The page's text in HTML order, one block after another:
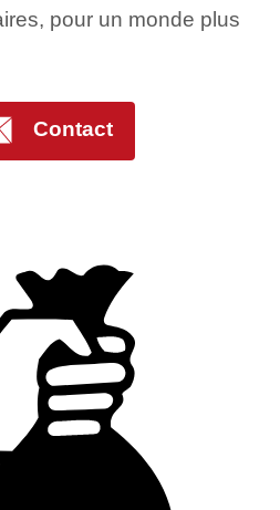
pour un monde plus
Contact